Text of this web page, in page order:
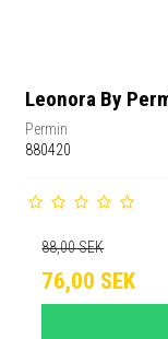
Leonora By
Permin
880420
88,00 SEK
76,00 SEK